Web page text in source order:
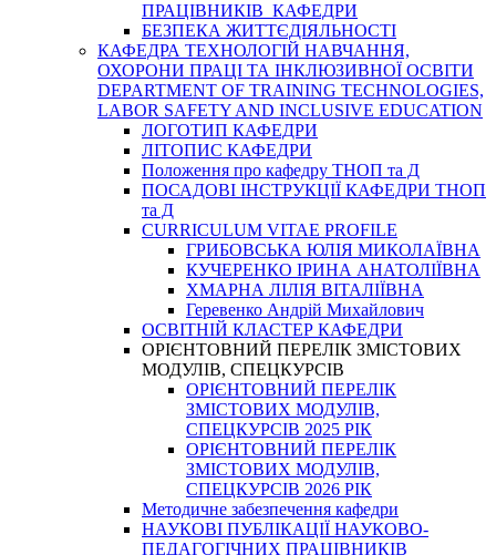
ПРАЦІВНИКІВ КАФЕДРИ
БЕЗПЕКА ЖИТТЄДІЯЛЬНОСТІ
КАФЕДРА ТЕХНОЛОГІЙ НАВЧАННЯ,
ОХОРОНИ ПРАЦІ ТА ІНКЛЮЗИВНОЇ ОСВІТИ
DEPARTMENT OF TRAINING TECHNOLOGIES,
LABOR SAFETY AND INCLUSIVE EDUCATION
ЛОГОТИП КАФЕДРИ
ЛІТОПИС КАФЕДРИ
Положення про кафедру ТНОП та Д
ПОСАДОВІ ІНСТРУКЦІЇ КАФЕДРИ ТНОП
та Д
CURRICULUM VITAE PROFILE
ГРИБОВСЬКА ЮЛІЯ МИКОЛАЇВНА
КУЧЕРЕНКО ІРИНА АНАТОЛІЇВНА
ХМАРНА ЛІЛІЯ ВІТАЛІЇВНА
Геревенко Андрій Михайлович
ОСВІТНІЙ КЛАСТЕР КАФЕДРИ
ОРІЄНТОВНИЙ ПЕРЕЛІК ЗМІСТОВИХ
МОДУЛІВ, СПЕЦКУРСІВ
ОРІЄНТОВНИЙ ПЕРЕЛІК
ЗМІСТОВИХ МОДУЛІВ,
СПЕЦКУРСІВ 2025 РІК
ОРІЄНТОВНИЙ ПЕРЕЛІК
ЗМІСТОВИХ МОДУЛІВ,
СПЕЦКУРСІВ 2026 РІК
Методичне забезпечення кафедри
НАУКОВІ ПУБЛІКАЦІЇ НАУКОВО-
ПЕДАГОГІЧНИХ ПРАЦІВНИКІВ